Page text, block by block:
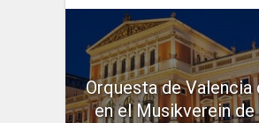
Orquesta de Valencia
en el Musikverein de